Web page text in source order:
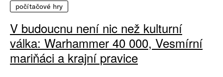
počítačové hry
V budoucnu není nic než kulturní
válka: Warhammer 40 000, Vesmírní
mariňáci a krajní pravice